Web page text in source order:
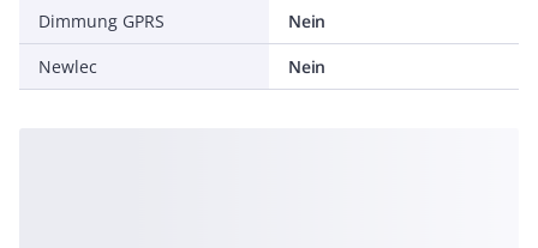
Dimmung GPRS
Nein
Newlec
Nein